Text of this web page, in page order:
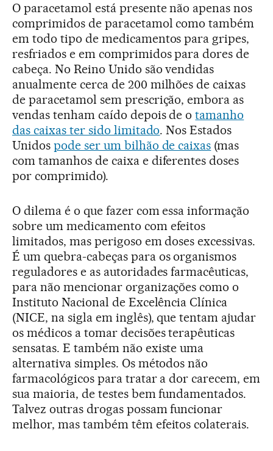
O paracetamol está presente não apenas nos
comprimidos de paracetamol como também
em todo tipo de medicamentos para gripes,
resfriados e em comprimidos para dores de
cabeça. No Reino Unido são vendidas
anualmente cerca de 200 milhões de caixas
de paracetamol sem prescrição, embora as
vendas tenham caído depois de otamanho
das caixas ter sido limitado. Nos Estados
Unidos pode ser um bilhão de caixas (mas
com tamanhos de caixa e diferentes doses
por comprimido).
O dilema é o que fazer com essa informação
sobre um medicamento com efeitos
limitados, mas perigoso em doses excessivas.
É um quebra-cabeças para os organismos
reguladores e as autoridades farmacêuticas,
para não mencionar organizações como o
Instituto Nacional de Excelência Clínica
(NICE, na sigla em inglês), que tentam ajudar
os médicos a tomar decisões terapêuticas
sensatas. E também não existe uma
alternativa simples. Os métodos não
farmacológicos para tratar a dor carecem, em
sua maioria, de testes bem fundamentados.
Talvez outras drogas possam funcionar
melhor, mas também têm efeitos colaterais.